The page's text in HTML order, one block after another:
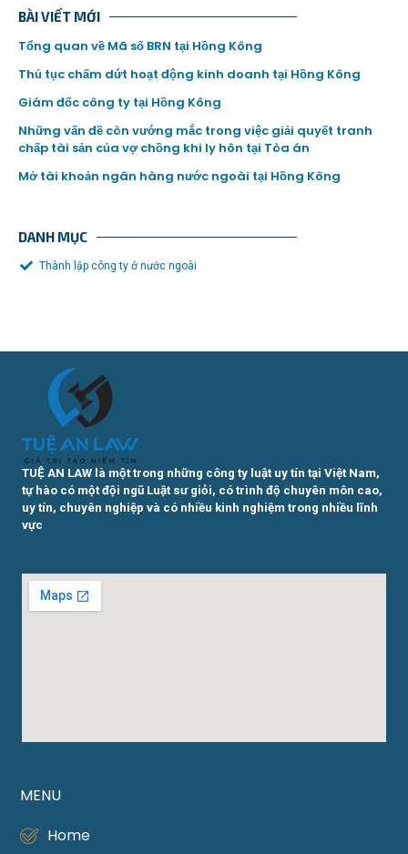
BÀI VIẾT MỚI
Tổng quan về Mã số BRN tại Hồng Kông
Thủ tục chấm dứt hoạt động kinh doanh tại Hồng Kông
Giám đốc công ty tại Hồng Kông
Những vấn đề còn vướng mắc trong việc giải quyết tranh
chấp tài sản của vợ chồng khi ly hôn tại Tòa án
Mở tài khoản ngân hàng nước ngoài tại Hồng Kông
DANH MỤC
Thành lập công ty ở nước ngoài
TUỆ AN LAW là một trong những công ty luật uy tín tại Việt Nam,
tự hào có một đội ngũ Luật sư giỏi, có trình độ chuyên môn cao,
uy tín, chuyên nghiệp và có nhiều kinh nghiệm trong nhiều lĩnh
vực
MENU
Home